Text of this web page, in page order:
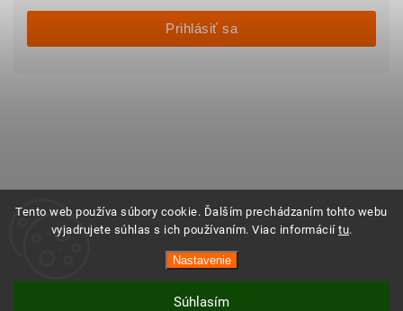
Tento web používa súbory cookie. Ďalším prechádzaním tohto webu
vyjadrujete súhlas s ich používaním. Viac informácií tu.
Nastavenie
Súhlasím
Prihlásiť sa
Copyright 2025 ©